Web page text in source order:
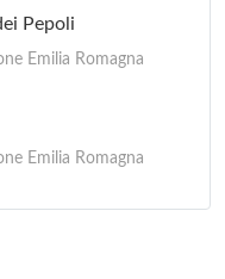
Pepoli
Emilia Romagna
Emilia Romagna